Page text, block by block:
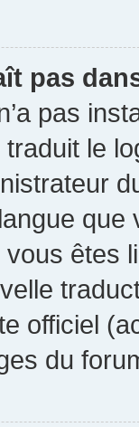
pas
pas
traduit le
vous êtes
officiel
du